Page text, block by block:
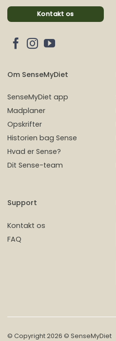
Kontakt os
Om SenseMyDiet
SenseMyDiet app
Madplaner
Opskrifter
Historien bag Sense
Hvad er Sense?
Dit Sense-team
Support
Kontakt os
FAQ
© Copyright 2026 © SenseMyDiet